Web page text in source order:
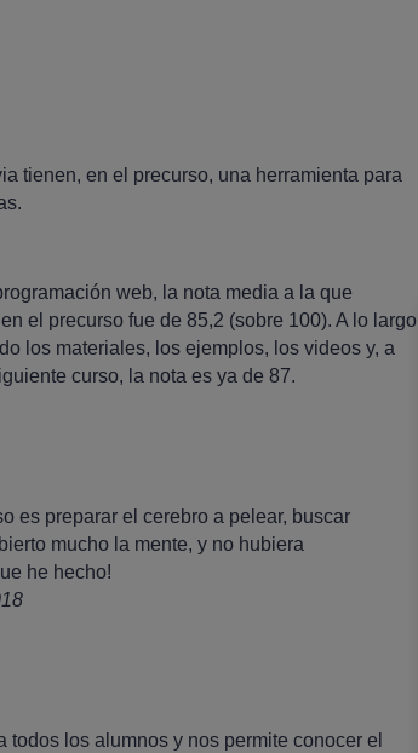
tienen, en el precurso, una herramienta para
web, la nota media a la que
el precurso fue de 85,2 (sobre 100). A lo largo
los materiales, los ejemplos, los videos y, a
curso, la nota es ya de 87.
es preparar el cerebro a pelear, buscar
mucho la mente, y no hubiera
he hecho!
los alumnos y nos permite conocer el